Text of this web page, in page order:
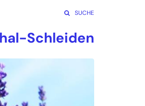
SUCHE
Schleiden